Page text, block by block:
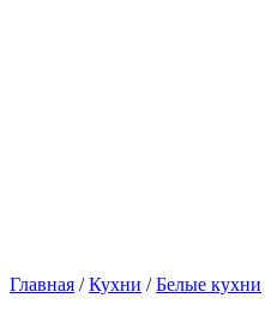
Главная /Кухни /Белые кухни